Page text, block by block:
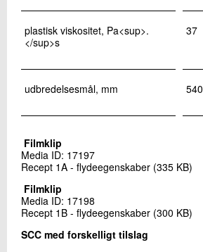
plastisk viskositet, Pa<sup>.
</sup>s
37
udbredelsesmål, mm 540
Filmklip
Media ID: 17197
Recept 1A - flydeegenskaber (335 KB)
Filmklip
Media ID: 17198
Recept 1B - flydeegenskaber (300 KB)
SCC med forskelligt tilslag